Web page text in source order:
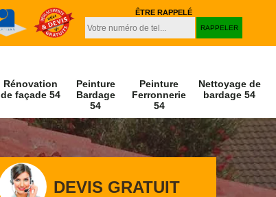
ÊTRE RAPPELÉ
Rénovation
de façade 54
Peinture
Bardage
54
Peinture
Ferronnerie
54
Nettoyage de
bardage 54
DEVIS GRATUIT